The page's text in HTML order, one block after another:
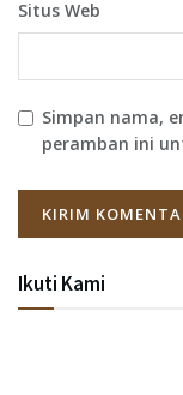
Situs Web
Simpan nama,
peramban ini
Ikuti Kami